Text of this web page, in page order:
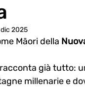
2025
Māori della
già tutto:
millenarie e